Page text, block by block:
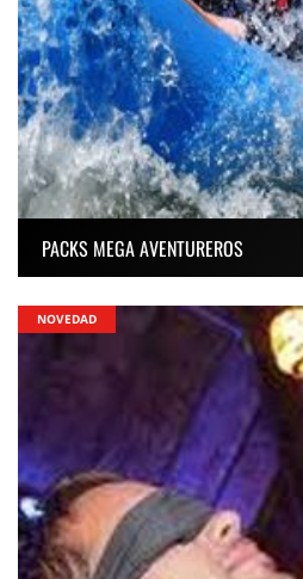
PACKS MEGA AVENTUREROS
NOVEDAD